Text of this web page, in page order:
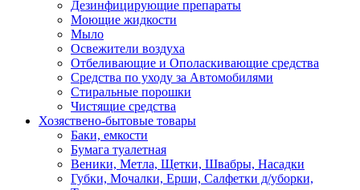
Дезинфицирующие препараты
Моющие жидкости
Мыло
Освежители воздуха
Отбеливающие и Ополаскивающие средства
Средства по уходу за Автомобилями
Стиральные порошки
Чистящие средства
Хозяствено-бытовые товары
Баки, емкости
Бумага туалетная
Веники, Метла, Щетки, Швабры, Насадки
Губки, Мочалки, Ерши, Салфетки д/уборки,